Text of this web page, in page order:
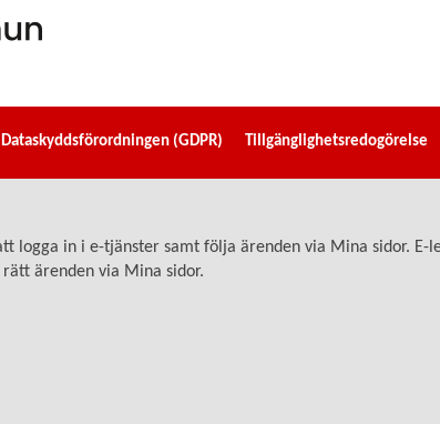
Dataskyddsförordningen (GDPR) Tillgänglighetsredogörelse
logga in i e-tjänster samt följa ärenden via Mina sidor.
ärenden via Mina sidor.